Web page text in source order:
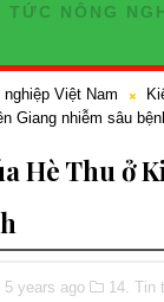
TỨC NÔNG
Việt Nam
Giang nhiễm sâu
Hè Thu ở
5 years ago
14. Tin